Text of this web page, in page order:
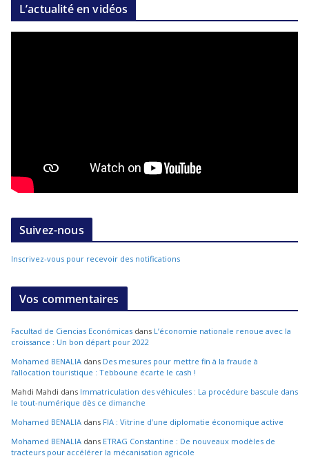
L’actualité en vidéos
Suivez-nous
Inscrivez-vous pour recevoir des notifications
Vos commentaires
Facultad de Ciencias Económicas dans L’économie nationale renoue avec la
croissance : Un bon départ pour 2022
Mohamed BENALIA dans Des mesures pour mettre fin à la fraude à
l’allocation touristique : Tebboune écarte le cash !
Mahdi Mahdi dans Immatriculation des véhicules : La procédure bascule dans
le tout-numérique dès ce dimanche
Mohamed BENALIA dans FIA : Vitrine d’une diplomatie économique active
Mohamed BENALIA dans ETRAG Constantine : De nouveaux modèles de
tracteurs pour accélérer la mécanisation agricole